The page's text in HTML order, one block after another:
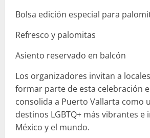
Bolsa edición especial para
Refresco y palomitas
Asiento reservado en balcón
Los organizadores invitan a
formar parte de esta celebración
consolida a Puerto Vallarta como
destinos LGBTQ+ más vibrantes e
México y el mundo.